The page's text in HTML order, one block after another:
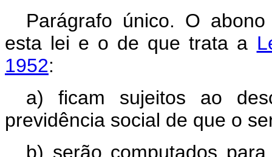
Parágrafo único. O
esta lei e o de que trata a
1952:
a) ficam sujeitos ao
previdência social de que o
b) serão computados